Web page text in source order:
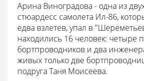
Арина Виноградова - одна из
стюардесс самолета Ил-86,
едва взлетев, упал в
находились 16 человек: четыре
бортпроводников и два
живых только две
подруга Таня Моисеева.